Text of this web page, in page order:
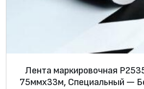
Лента маркировочная
75ммх33м, Специальный —